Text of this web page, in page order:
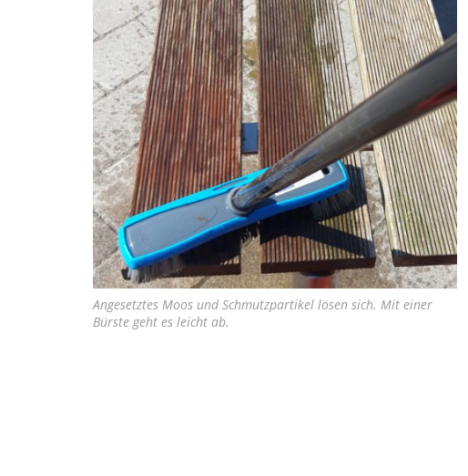
Angesetztes Moos und Schmutzpartikel lösen sich. Mit einer
Bürste geht es leicht ab.